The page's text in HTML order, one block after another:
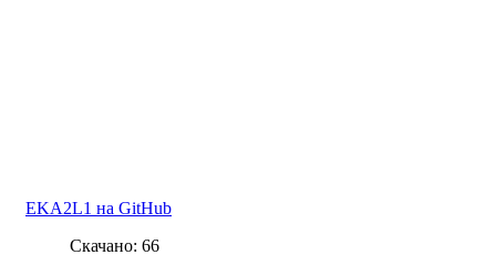
EKA2L1 на GitHub
Скачано: 66